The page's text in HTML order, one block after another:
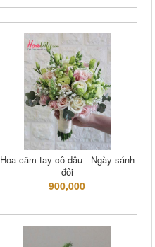
Hoa cầm tay cô dâu - Ngày sánh
đôi
900,000